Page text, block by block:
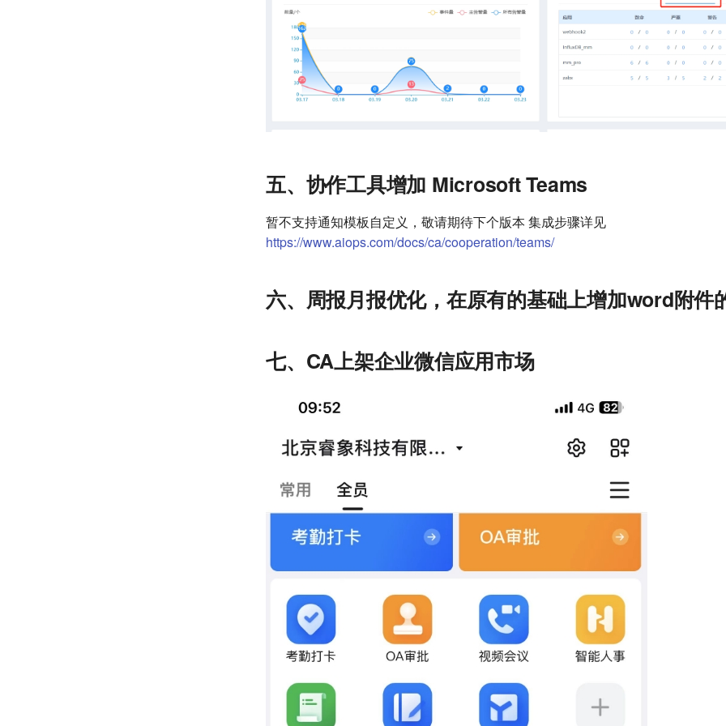
五、协作工具增加 Microsoft Teams
暂不支持通知模板自定义，敬请期待下个版本 集成步骤详见
https://www.aiops.com/docs/ca/cooperation/teams/
六、周报月报优化，在原有的基础上增加word附件
七、CA上架企业微信应用市场